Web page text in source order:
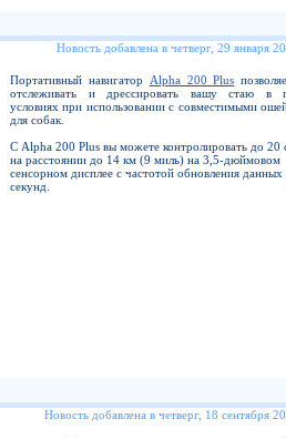
Новость добавлена в четверг, 29 января
Портативный навигатор Alpha 200 Plus
отслеживать и дрессировать вашу стаю в
условиях при использовании с совместимыми
для собак.
С Alpha 200 Plus вы можете контролировать до 20
на расстоянии до 14 км (9 миль) на 3,5-дюймовом
сенсорном дисплее с частотой обновления данных
секунд.
Новость добавлена в четверг, 18 сентября